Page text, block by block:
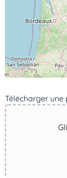
Télécharger une